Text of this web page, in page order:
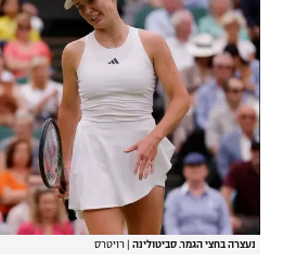
המגזין
נעצרה בחצי הגמר. סביטולינה רויטרס